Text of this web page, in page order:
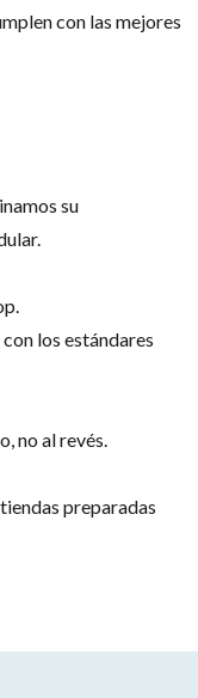
con las mejores
su
los estándares
no al revés.
preparadas